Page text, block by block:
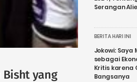
Bisht yang
Serangan
BERITA HARI INI
Jokowi: Saya
sebagai
Kritis karena
Bangsanya